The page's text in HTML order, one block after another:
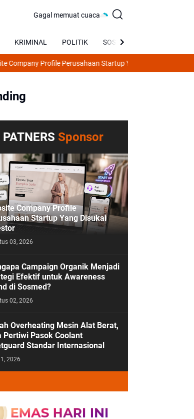
Gagal memuat cuaca
KRIMINAL POLITIK SOSIAL
Profile Perusahaan Startup Yang Disukai Investor
PATNERS Sponsor
Company Profile
Startup Yang Disukai
03, 2026
Campaign Organik Menjadi
Efektif untuk Awareness
di Sosmed?
02, 2026
Overheating Mesin Alat Berat,
Pertiwi Pasok Coolant
Standar Internasional
2026